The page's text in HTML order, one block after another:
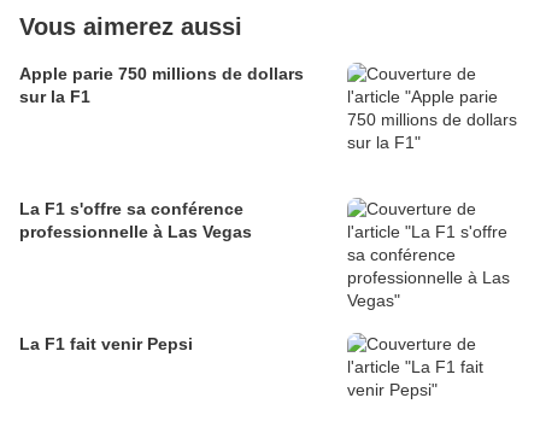
Vous aimerez aussi
Apple parie 750 millions de dollars
sur la F1
La F1 s'offre sa conférence
professionnelle à Las Vegas
La F1 fait venir Pepsi